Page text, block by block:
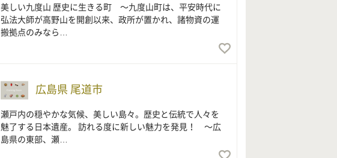
美しい九度山 歴史に生きる町 ～九度山町は、平安時代に
弘法大師が高野山を開創以来、政所が置かれ、諸物資の運
搬拠点のみなら…
広島県 尾道市
瀬戸内の穏やかな気候、美しい島々。歴史と伝統で人々を
魅了する日本遺産。 訪れる度に新しい魅力を発見！ ～広
島県の東部、瀬…